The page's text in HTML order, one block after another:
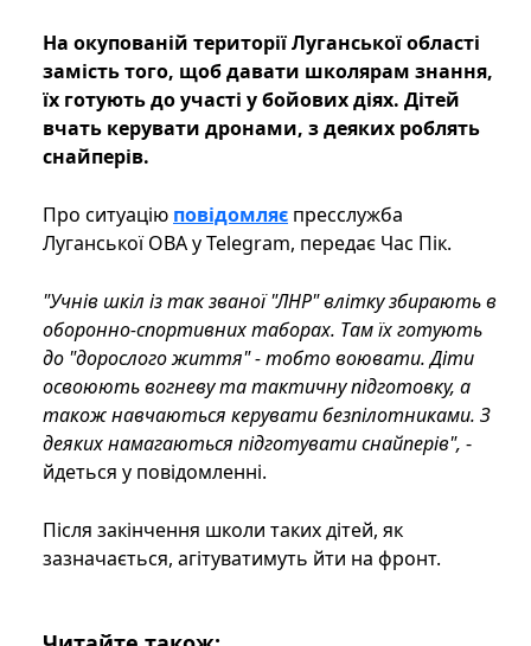
На окупованій території Луганської області
замість того, щоб давати школярам знання,
їх готують до участі у бойових діях. Дітей
вчать керувати дронами, з деяких роблять
снайперів.
Про ситуацію повідомляє пресслужба
Луганської ОВА у Telegram, передає Час Пік.
"Учнів шкіл із так званої "ЛНР" влітку збирають в
оборонно-спортивних таборах. Там їх готують
до "дорослого життя" - тобто воювати. Діти
освоюють вогневу та тактичну підготовку, а
також навчаються керувати безпілотниками. З
деяких намагаються підготувати снайперів", -
йдеться у повідомленні.
Після закінчення школи таких дітей, як
зазначається, агітуватимуть йти на фронт.